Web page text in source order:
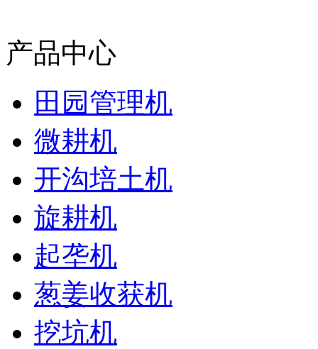
产品中心
田园管理机
微耕机
开沟培土机
旋耕机
起垄机
葱姜收获机
挖坑机